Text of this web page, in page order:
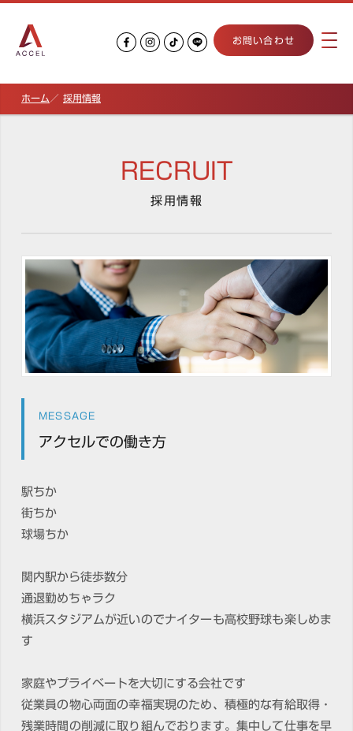
お問い合わせ
ホーム 採用情報
RECRUIT
採用情報
MESSAGE
アクセルでの働き方
駅ちか
街ちか
球場ちか
関内駅から徒歩数分
通退勤めちゃラク
横浜スタジアムが近いのでナイターも高校野球も楽しめま
す
家庭やプライベートを大切にする会社です
従業員の物心両面の幸福実現のため、積極的な有給取得・
残業時間の削減に取り組んでおります。集中して仕事を早